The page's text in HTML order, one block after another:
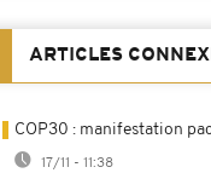
ARTICLES
COP30 : manifestation
17/11 - 11:38